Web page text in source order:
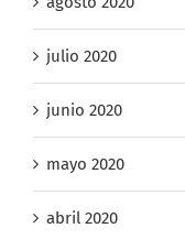
julio 2020
junio 2020
mayo 2020
abril 2020
marzo 2020